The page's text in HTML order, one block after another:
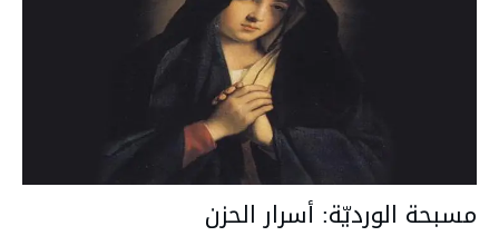
مسبحة الورديّة: أسرار الحزن